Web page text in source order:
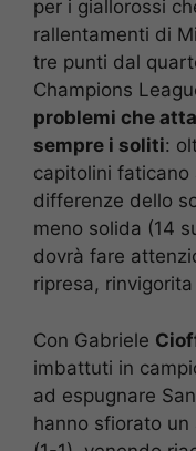
per i giallorossi
rallentamenti di
tre punti dal
Champions
problemi che
sempre i soliti:
capitolini faticano
differenze dello
meno solida (14
dovrà fare
ripresa,
Con Gabriele
imbattuti in
ad espugnare
hanno sfiorato un